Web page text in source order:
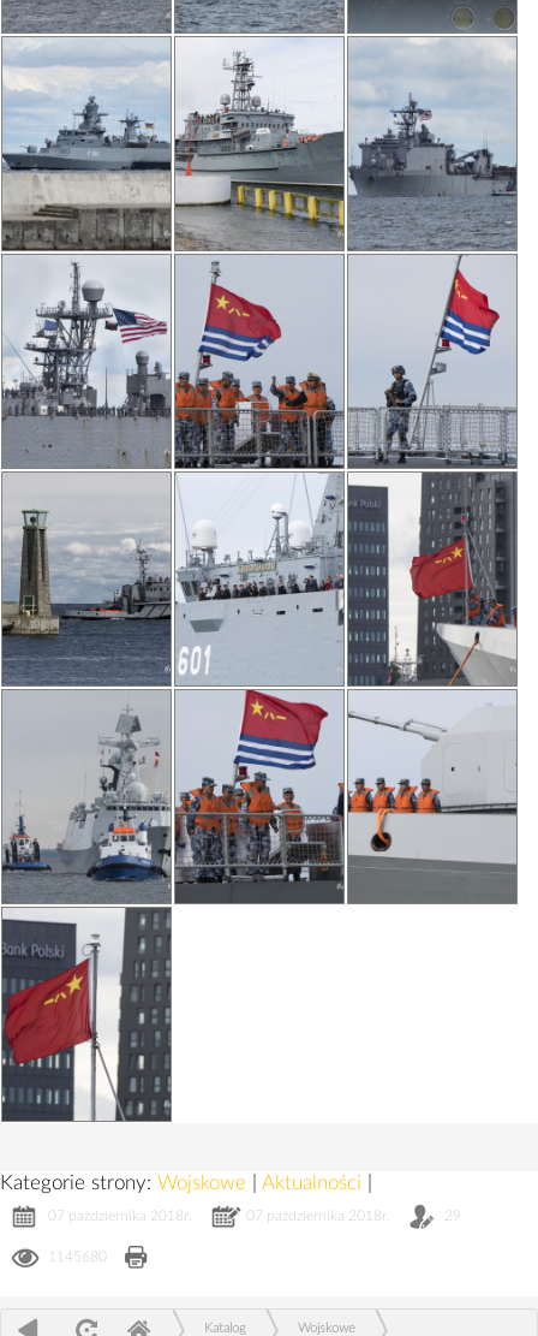
Kategorie strony: Wojskowe Aktualności
07 października 2018r. 07 października 2018r. 29
1145680
Katalog Wojskowe